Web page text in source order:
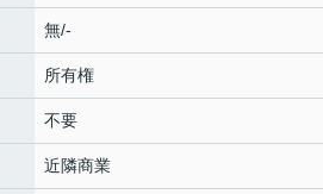
無/-
所有権
不要
近隣商業